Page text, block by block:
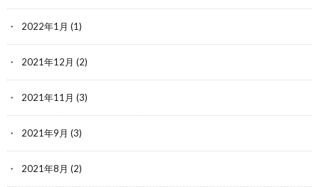
2022年1月 (1)
2021年12月 (2)
2021年11月 (3)
2021年9月 (3)
2021年8月 (2)